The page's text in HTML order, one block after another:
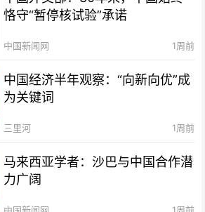
恪守“暂停核试验”承诺
中国新闻网 1周前
中国经济半年观察：“向新向优”成
为关键词
三里河 1周前
马来西亚学者：沙巴与中国合作潜
力广阔